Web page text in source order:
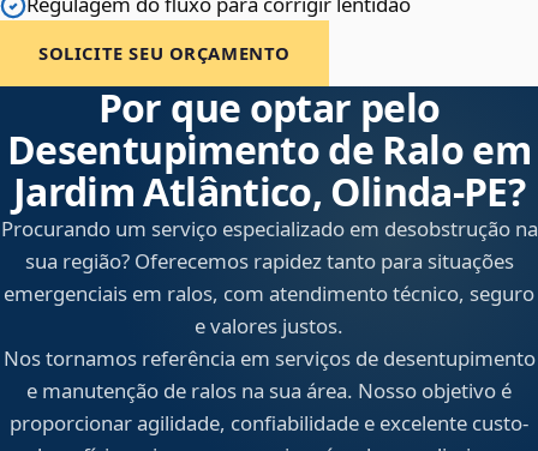
SOLICITE SEU ORÇAMENTO
Por que optar pelo
Desentupimento de Ralo em
Jardim Atlântico, Olinda‑PE?
Procurando um serviço especializado em desobstrução na
sua região? Oferecemos rapidez tanto para situações
emergenciais em ralos, com atendimento técnico, seguro
e valores justos.
Nos tornamos referência em serviços de desentupimento
e manutenção de ralos na sua área. Nosso objetivo é
proporcionar agilidade, confiabilidade e excelente custo-